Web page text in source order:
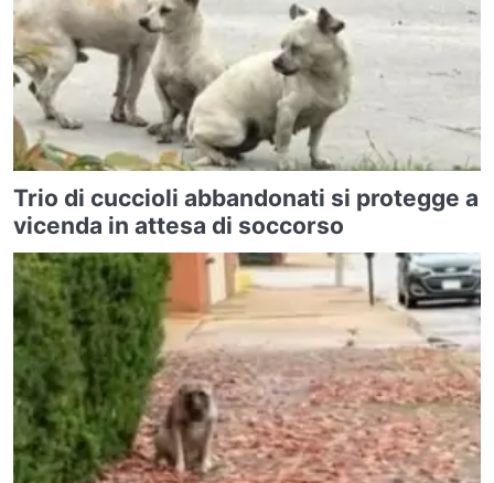
Trio di cuccioli abbandonati si protegge a
vicenda in attesa di soccorso